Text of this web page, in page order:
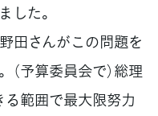
した。
田さんがこの問題を
予算委員会で）総理
る範囲で最大限努力